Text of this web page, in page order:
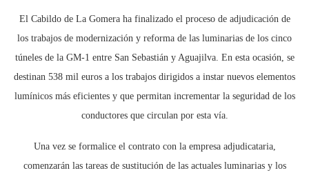
El Cabildo de La Gomera ha finalizado el proceso de adjudicación de
los trabajos de modernización y reforma de las luminarias de los cinco
túneles de la GM-1 entre San Sebastián y Aguajilva. En esta ocasión, se
destinan 538 mil euros a los trabajos dirigidos a instar nuevos elementos
lumínicos más eficientes y que permitan incrementar la seguridad de los
conductores que circulan por esta vía.
Una vez se formalice el contrato con la empresa adjudicataria,
comenzarán las tareas de sustitución de las actuales luminarias y los